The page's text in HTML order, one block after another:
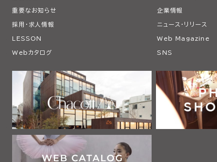
重要なお知らせ 企業情報
採用・求人情報 ニュース・リリース
LESSON Web Magazine
Webカタログ SNS